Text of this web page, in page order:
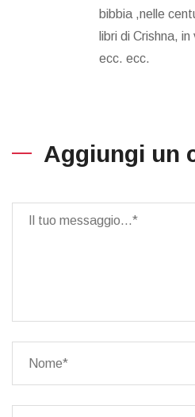
bibbia ,nelle
libri di Crishna,
ecc. ecc.
Aggiungi un